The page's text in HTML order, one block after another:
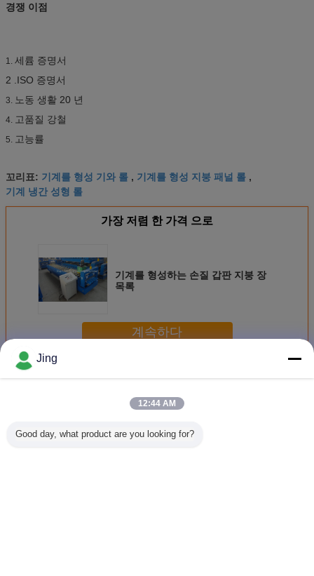
경쟁 이점
1. 세륨 증명서
2 .ISO 증명서
3. 노동 생활 20 년
4. 고품질 강철
5. 고능률
꼬리표: 기계를 형성 기와 롤 , 기계를 형성 지붕 패널 롤 ,
기계 냉간 성형 롤
가장 저렴 한 가격 으로
기계를 형성하는 손질 갑판 지붕 장
목록
계속하다
더 많은 것
Jing
12:44 AM
Good day, what product are you looking for?